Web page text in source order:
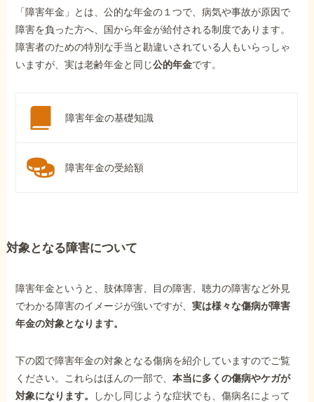
「障害年金」とは、公的な年金の１つで、病気や事故が原因で
障害を負った方へ、国から年金が給付される制度であります。
障害者のための特別な手当と勘違いされている人もいらっしゃ
いますが、実は老齢年金と同じ公的年金です。
障害年金の基礎知識
障害年金の受給額
対象となる障害について
障害年金というと、肢体障害、目の障害、聴力の障害など外見
でわかる障害のイメージが強いですが、実は様々な傷病が障害
年金の対象となります。
下の図で障害年金の対象となる傷病を紹介していますのでご覧
ください。これらはほんの一部で、本当に多くの傷病やケガが
対象になります。
しかし同じような症状でも、傷病名によって